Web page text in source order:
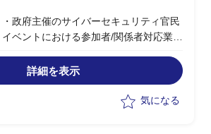
・政府主催のサイバーセキュリティ官民
イベントにおける参加者/関係者対応業務
ョンとして参画
・参加者からの問い合わせメール対応/記
詳細を表示
気になる